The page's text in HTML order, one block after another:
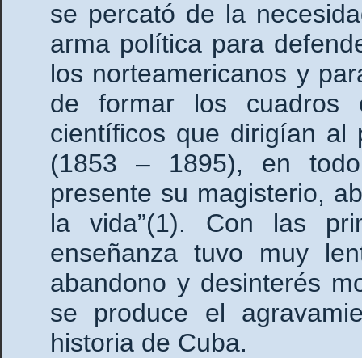
se percató de la
arma política para
los norteamericanos y
de formar los cuadros
científicos que dirigían
(1853 – 1895), en
presente su magisterio,
la vida”(1). Con las
enseñanza tuvo muy
abandono y desinterés
se produce el
historia de Cuba.